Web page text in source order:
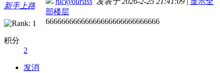
新手上路
积分
2
发消
部楼层
66666666666666666666666666666